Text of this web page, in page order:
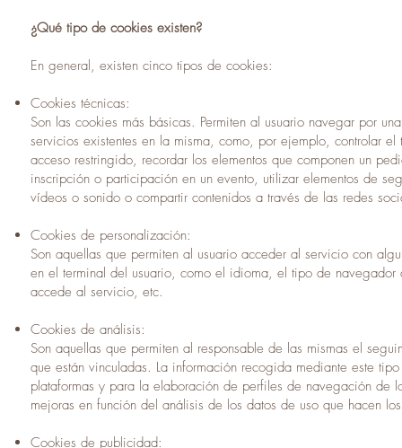
¿Qué tipo de cookies existen?
En general, existen cinco tipos de cookies:
Cookies técnicas:
Son las cookies más básicas. Permiten al usuario navegar por
servicios existentes en la misma, como, por ejemplo, controlar
acceso restringido, recordar los elementos que componen un
inscripción o participación en un evento, utilizar elementos de
vídeos o sonido o compartir contenidos a través de las redes
Cookies de personalización:
Son aquellas que permiten al usuario acceder al servicio con
en el terminal del usuario, como el idioma, el tipo de
accede al servicio, etc.
Cookies de análisis:
Son aquellas que permiten al responsable de las mismas el
que están vinculadas. La información recogida mediante este
plataformas y para la elaboración de perfiles de navegación de
mejoras en función del análisis de los datos de uso que hacen
Cookies de publicidad: